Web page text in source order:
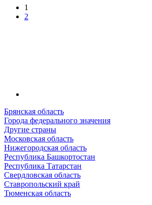
1
2
Брянская область
Города федерального значения
Другие страны
Московская область
Нижегородская область
Республика Башкортостан
Республика Татарстан
Свердловская область
Ставропольский край
Тюменская область